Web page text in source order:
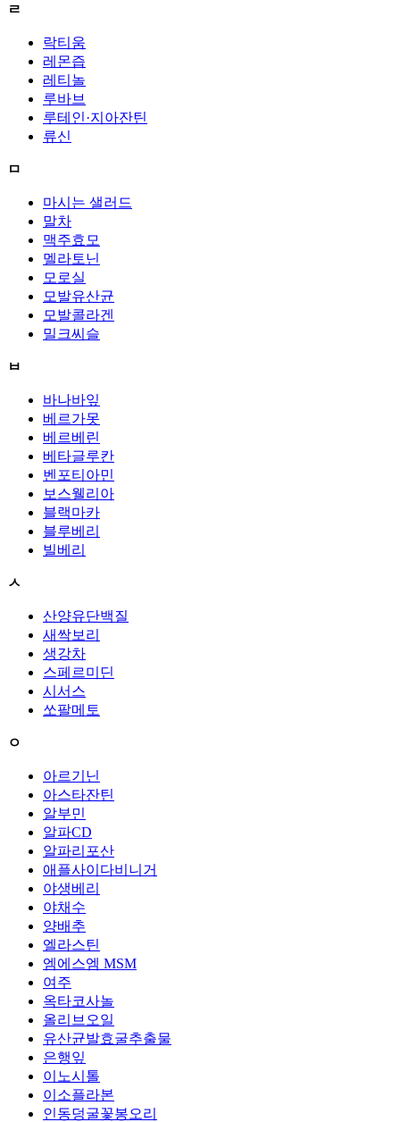
ㄹ
락티움
레몬즙
레티놀
루바브
루테인·지아잔틴
류신
ㅁ
마시는 샐러드
말차
맥주효모
멜라토닌
모로실
모발유산균
모발콜라겐
밀크씨슬
ㅂ
바나바잎
베르가못
베르베린
베타글루칸
벤포티아민
보스웰리아
블랙마카
블루베리
빌베리
ㅅ
산양유단백질
새싹보리
생강차
스페르미딘
시서스
쏘팔메토
ㅇ
아르기닌
아스타잔틴
알부민
알파CD
알파리포산
애플사이다비니거
야생베리
야채수
양배추
엘라스틴
엠에스엠 MSM
여주
옥타코사놀
올리브오일
유산균발효굴추출물
은행잎
이노시톨
이소플라본
인동덩굴꽃봉오리